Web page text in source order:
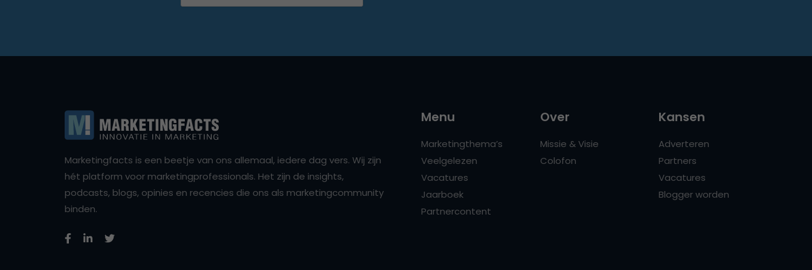
Marketingfacts is een beetje van ons allemaal, iedere dag vers. Wij zijn
hét platform voor marketingprofessionals. Het zijn de insights,
podcasts, blogs, opinies en recencies die ons als marketingcommunity
binden.
Menu
Marketingthema’s
Veelgelezen
Vacatures
Jaarboek
Partnercontent
Over
Missie & Visie
Colofon
Kansen
Adverteren
Partners
Vacatures
Blogger worden